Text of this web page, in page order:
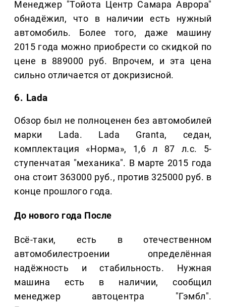
Менеджер "Тойота Центр Самара Аврора"
обнадёжил, что в наличии есть нужный
автомобиль. Более того, даже машину
2015 года можно приобрести со скидкой по
цене в 889000 руб. Впрочем, и эта цена
сильно отличается от докризисной.
6. Lada
Обзор был не полноценен без автомобилей
марки Lada. Lada Granta, седан,
комплектация «Норма», 1,6 л 87 л.с. 5-
ступенчатая "механика". В марте 2015 года
она стоит 363000 руб., против 325000 руб. в
конце прошлого года.
До нового года После
Всё-таки, есть в отечественном
автомобилестроении определённая
надёжность и стабильность. Нужная
машина есть в наличии, сообщил
менеджер автоцентра "Гэмбл".